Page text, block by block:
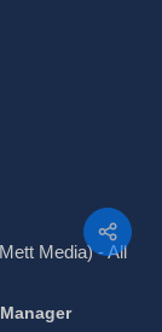
Teilen
Media) - All